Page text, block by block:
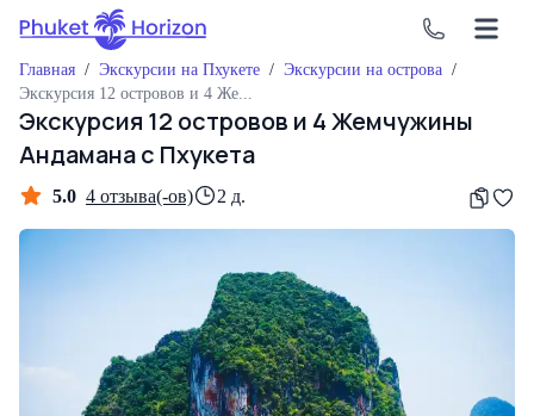
Главная / Экскурсии на Пхукете / Экскурсии на острова /
Экскурсия 12 островов и 4 Жемчужины
Андамана с Пхукета
5.0 4 отзыва(-ов) 2 д.